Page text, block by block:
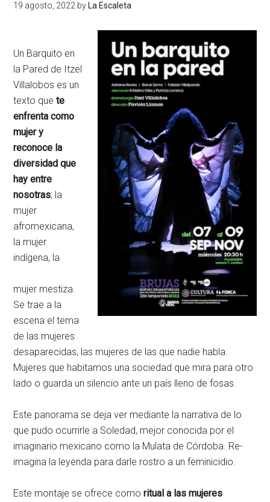
19 agosto, 2022 by La Escaleta
Un Barquito en
la Pared de Itzel
Villalobos es un
texto quete
enfrenta como
mujer y
reconoce la
diversidad que
hay entre
nosotras; la
mujer
afromexicana,
la mujer
indígena, la
mujer mestiza.
Se trae a la
escena el tema
de las mujeres
desaparecidas, las mujeres de las que nadie habla.
Mujeres que habitamos una sociedad que mira para otro
lado o guarda un silencio ante un país lleno de fosas.
Este panorama se deja ver mediante la narrativa de lo
que pudo ocurrirle a Soledad, mejor conocida por el
imaginario mexicano como la Mulata de Córdoba. Re-
imagina la leyenda para darle rostro a un feminicidio.
Este montaje se ofrece comoritual a las mujeres